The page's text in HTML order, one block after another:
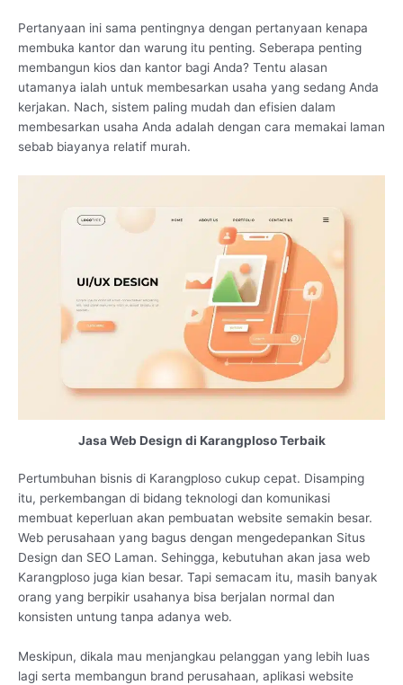
Pertanyaan ini sama pentingnya dengan pertanyaan kenapa
membuka kantor dan warung itu penting. Seberapa penting
membangun kios dan kantor bagi Anda? Tentu alasan
utamanya ialah untuk membesarkan usaha yang sedang Anda
kerjakan. Nach, sistem paling mudah dan efisien dalam
membesarkan usaha Anda adalah dengan cara memakai laman
sebab biayanya relatif murah.
Jasa Web Design di Karangploso Terbaik
Pertumbuhan bisnis di Karangploso cukup cepat. Disamping
itu, perkembangan di bidang teknologi dan komunikasi
membuat keperluan akan pembuatan website semakin besar.
Web perusahaan yang bagus dengan mengedepankan Situs
Design dan SEO Laman. Sehingga, kebutuhan akan jasa web
Karangploso juga kian besar. Tapi semacam itu, masih banyak
orang yang berpikir usahanya bisa berjalan normal dan
konsisten untung tanpa adanya web.
Meskipun, dikala mau menjangkau pelanggan yang lebih luas
lagi serta membangun brand perusahaan, aplikasi website